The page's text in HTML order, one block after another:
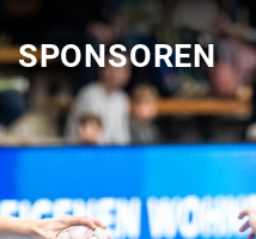
SPONSOREN